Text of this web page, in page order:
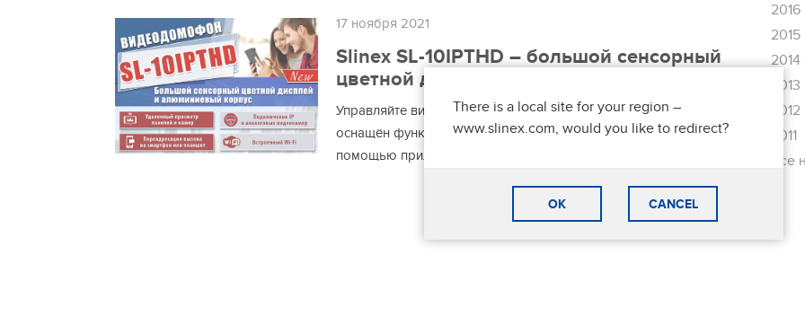
17 ноября 2021
Slinex SL-10IPTHD – большой сенсорный
цветной дисплей и алюминиевый корпус!
Управляйте видеодомофоном из любой точки мира! SL-10IPTHD
оснащён функцией переадресации вызова на смартфон с
помощью приложения Slinex Cloud Call.
2016
2015
2014
2013
2012
2011
Все
There is a local site for your region –
www.slinex.com, would you like to redirect?
OK CANCEL